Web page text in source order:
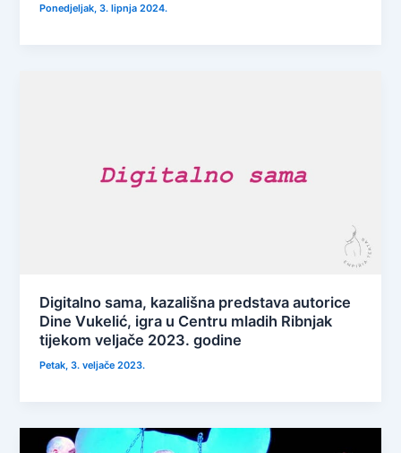
Ponedjeljak, 3. lipnja 2024.
Digitalno sama, kazališna predstava autorice
Dine Vukelić, igra u Centru mladih Ribnjak
tijekom veljače 2023. godine
Petak, 3. veljače 2023.